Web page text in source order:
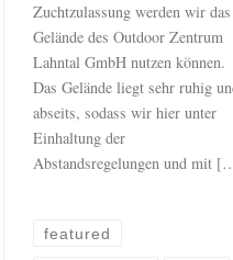
Zuchtzulassung werden wir das
Gelände des Outdoor Zentrum
Lahntal GmbH nutzen können.
Das Gelände liegt sehr ruhig
abseits, sodass wir hier unter
Einhaltung der
Abstandsregelungen und mit
featured